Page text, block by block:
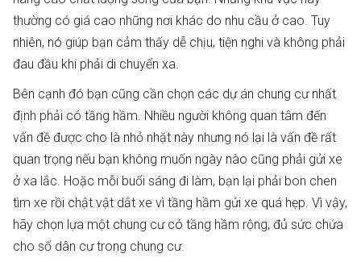
thường có giá cao những nơi khác do nhu cầu ở cao. Tuy
nhiên, nó giúp bạn cảm thấy dễ chịu, tiện nghi và không phải
đau đầu khi phải di chuyển xa.
Bên cạnh đó bạn cũng cần chọn các dự án chung cư nhất
định phải có tầng hầm. Nhiều người không quan tâm đến
vấn đề được cho là nhỏ nhặt này nhưng nó lại là vấn đề rất
quan trọng nếu bạn không muốn ngày nào cũng phải gửi xe
ở xa lắc. Hoặc mỗi buổi sáng đi làm, bạn lại phải bon chen
tìm xe rồi chật vật dắt xe vì tầng hầm gửi xe quá hẹp. Vì vậy,
hãy chọn lựa một chung cư có tầng hầm rộng, đủ sức chứa
cho số dân cư trong chung cư.